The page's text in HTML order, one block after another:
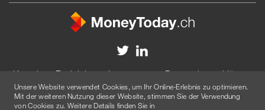
Kontakt Redaktion Impressum
Datenschutzerklärung
Disclaimer
Werbung
© 2026 Created byAGENTUR AM WASSER
Unsere Website verwendet Cookies, um Ihr Online-Erlebnis zu optimieren.
Mit der weiteren Nutzung dieser Website, stimmen Sie der Verwendung
von Cookies zu. Weitere Details finden Sie in